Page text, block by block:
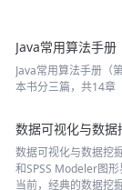
Java常用算法手册（
本书分三篇，共14章
数据可视化与数据挖
和SPSS Modeler图形
当前，经典的数据挖